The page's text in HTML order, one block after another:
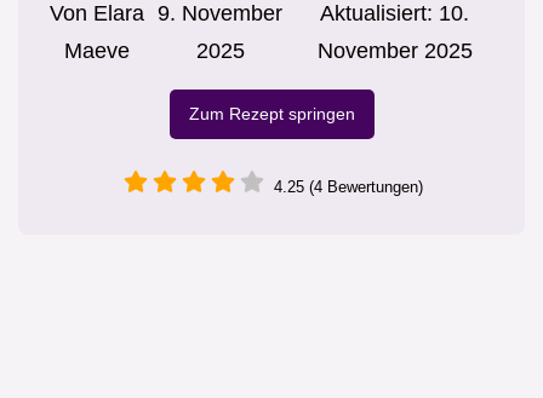
Von Elara
Maeve
9. November
2025
Aktualisiert: 10.
November 2025
Zum Rezept springen
4.25 (4 Bewertungen)